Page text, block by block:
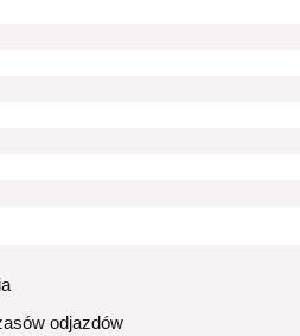
odjazdów